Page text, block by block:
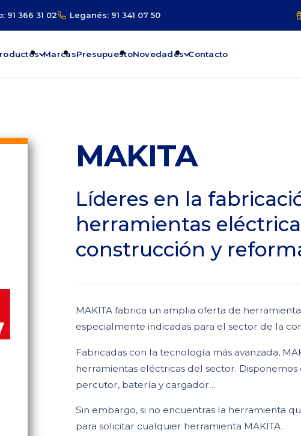
91 366 31 02 Leganés: 91 341 07 50
MarcasPresupuestoNovedades Contacto
MAKITA
Líderes en la
herramientas
construcción y
MAKITA fabrica un amplia oferta de
especialmente indicadas para el sector de la
Fabricadas con la tecnología más avanzada,
herramientas eléctricas del sector.
percutor, batería y cargador…
Sin embargo, si no encuentras la herramienta
para solicitar cualquier herramienta MAKITA.